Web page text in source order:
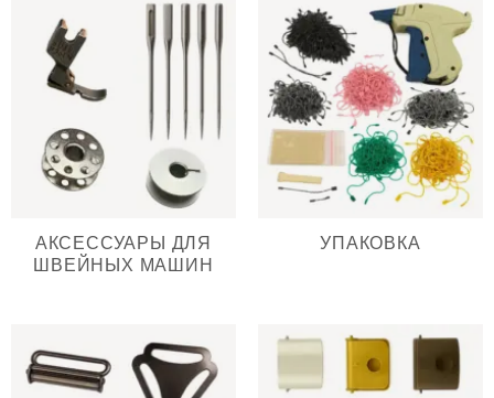
АКСЕССУАРЫ ДЛЯ
ШВЕЙНЫХ МАШИН
УПАКОВКА